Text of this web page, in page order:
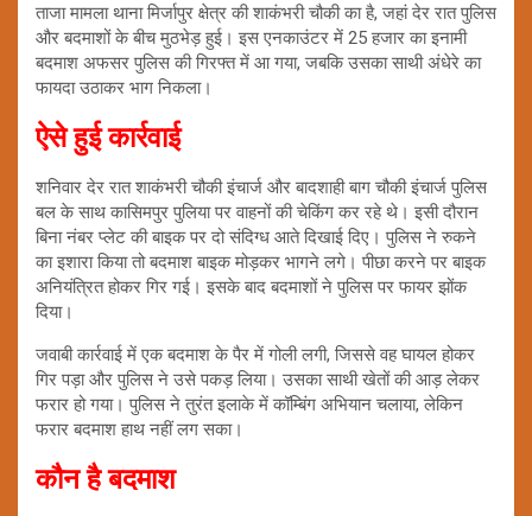
ताजा मामला थाना मिर्जापुर क्षेत्र की शाकंभरी चौकी का है, जहां देर रात पुलिस
और बदमाशों के बीच मुठभेड़ हुई। इस एनकाउंटर में 25 हजार का इनामी
बदमाश अफसर पुलिस की गिरफ्त में आ गया, जबकि उसका साथी अंधेरे का
फायदा उठाकर भाग निकला।
ऐसे हुई कार्रवाई
शनिवार देर रात शाकंभरी चौकी इंचार्ज और बादशाही बाग चौकी इंचार्ज पुलिस
बल के साथ कासिमपुर पुलिया पर वाहनों की चेकिंग कर रहे थे। इसी दौरान
बिना नंबर प्लेट की बाइक पर दो संदिग्ध आते दिखाई दिए। पुलिस ने रुकने
का इशारा किया तो बदमाश बाइक मोड़कर भागने लगे। पीछा करने पर बाइक
अनियंत्रित होकर गिर गई। इसके बाद बदमाशों ने पुलिस पर फायर झोंक
दिया।
जवाबी कार्रवाई में एक बदमाश के पैर में गोली लगी, जिससे वह घायल होकर
गिर पड़ा और पुलिस ने उसे पकड़ लिया। उसका साथी खेतों की आड़ लेकर
फरार हो गया। पुलिस ने तुरंत इलाके में कॉम्बिंग अभियान चलाया, लेकिन
फरार बदमाश हाथ नहीं लग सका।
कौन है बदमाश